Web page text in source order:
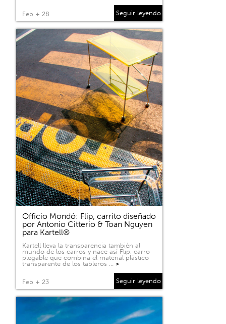
Feb + 28 Seguir leyendo
Officio Mondó: Flip, carrito diseñado
por Antonio Citterio & Toan Nguyen
para Kartell®
Kartell lleva la transparencia también al
mundo de los carros y nace así Flip, carro
plegable que combina el material plástico
transparente de los tableros … >
Feb + 23 Seguir leyendo